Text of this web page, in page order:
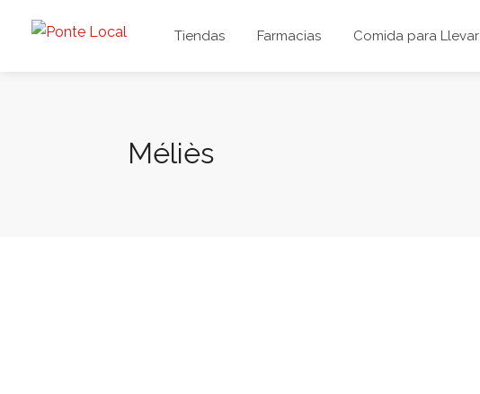
Tiendas Farmacias Comida para Llevar
Méliès